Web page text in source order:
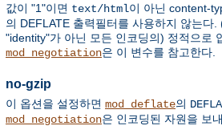
값이 "1"이면 text/html이 아닌 content-
의 DEFLATE 출력필터를 사용하지 않는다
"identity"가 아닌 모든 인코딩의) 정적으로
mod_negotiation은 이 변수를 참고한다.
no-gzip
이 옵션을 설정하면 mod_deflate의
mod_negotiation은 인코딩된 자원을 보